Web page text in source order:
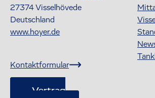
27374Visselhövede
Deutschland
www.hoyer.de
Kontaktformular
Vertrag